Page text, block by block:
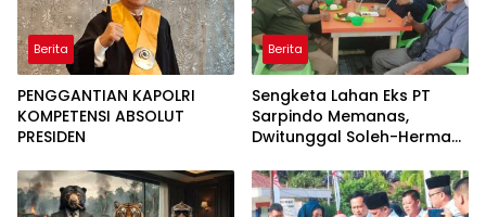
Berita
PENGGANTIAN KAPOLRI
KOMPETENSI ABSOLUT
PRESIDEN
Berita
Sengketa Lahan Eks PT
Sarpindo Memanas,
Dwitunggal Soleh-Herman
ke Pulau Rupat